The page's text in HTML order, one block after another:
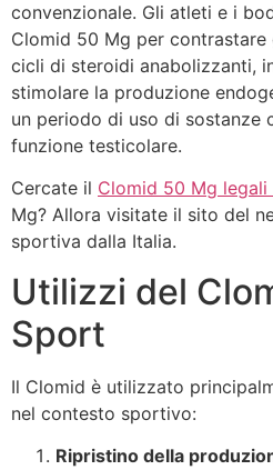
convenzionale. Gli atleti e i
Clomid 50 Mg per
cicli di steroidi anabolizzanti,
stimolare la produzione
un periodo di uso di sostanze
funzione testicolare.
Cercate il Clomid 50 Mg legali
Mg? Allora visitate il sito del
sportiva dalla Italia.
Utilizzi del
Sport
Il Clomid è utilizzato
nel contesto sportivo:
Ripristino della